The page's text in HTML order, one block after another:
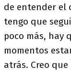
de entender el
tengo que
poco más, hay
momentos
atrás. Creo que